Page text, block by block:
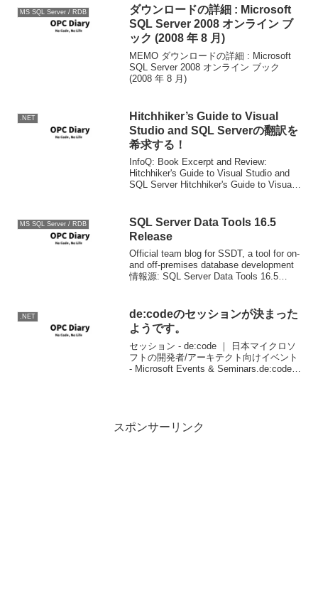
です。 照合順序 日本語版なのに照合順序
がSQL...
MS SQL Server / RDB
ダウンロードの詳細 : Microsoft
SQL Server 2008 オンライン ブ
ック (2008 年 8 月)
MEMO ダウンロードの詳細 : Microsoft
SQL Server 2008 オンライン ブック
(2008 年 8 月)
.NET
Hitchhiker’s Guide to Visual
Studio and SQL Serverの翻訳を
希求する！
InfoQ: Book Excerpt and Review:
Hitchhiker's Guide to Visual Studio and
SQL Server Hitchhiker's Guide to Visual
MS SQL Server / RDB
SQL Server Data Tools 16.5
Release
Official team blog for SSDT, a tool for on-
and off-premises database development
情報源: SQL Server Data Tools 16.5
.NET
de:codeのセッションが決まった
ようです。
セッション - de:code ｜ 日本マイクロソ
フトの開発者/アーキテクト向けイベント
- Microsoft Events & Seminars.de:codeの
スポンサーリンク